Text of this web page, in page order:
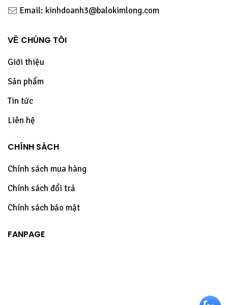
Email: kinhdoanh3@balokimlong.com
VỀ CHÚNG TÔI
Giới thiệu
Sản phẩm
Tin tức
Liên hệ
CHÍNH SÁCH
Chính sách mua hàng
Chính sách đổi trả
Chính sách bảo mật
FANPAGE